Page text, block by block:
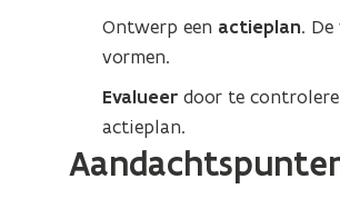
Ontwerp een actieplan.
vormen.
Evalueerdoor te
actieplan.